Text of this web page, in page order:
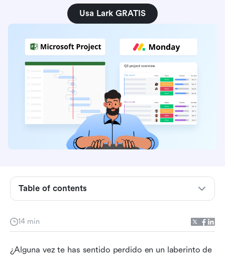
Usa Lark GRATIS
14 min
¿Alguna vez te has sentido perdido en un laberinto de
Table of contents
gestión de proyectos tradicional
colaboración en equipo